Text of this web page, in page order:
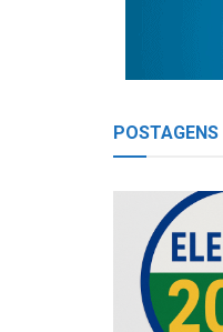
POSTAGENS